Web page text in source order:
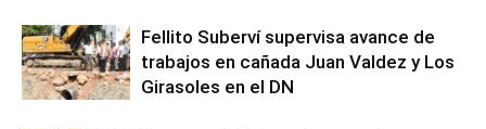
Fellito Suberví supervisa avance de
trabajos en cañada Juan Valdez y Los
Girasoles en el DN